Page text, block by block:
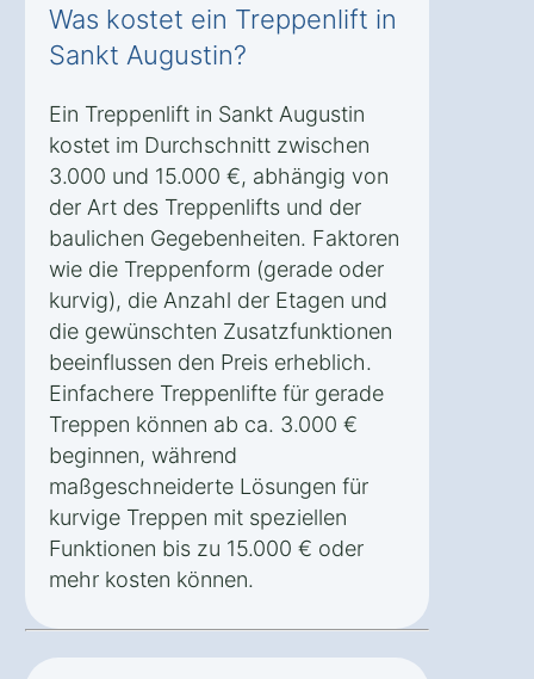
Was kostet ein Treppenlift in
Sankt Augustin?
Ein Treppenlift in Sankt Augustin
kostet im Durchschnitt zwischen
3.000 und 15.000 €, abhängig von
der Art des Treppenlifts und der
baulichen Gegebenheiten. Faktoren
wie die Treppenform (gerade oder
kurvig), die Anzahl der Etagen und
die gewünschten Zusatzfunktionen
beeinflussen den Preis erheblich.
Einfachere Treppenlifte für gerade
Treppen können ab ca. 3.000 €
beginnen, während
maßgeschneiderte Lösungen für
kurvige Treppen mit speziellen
Funktionen bis zu 15.000 € oder
mehr kosten können.